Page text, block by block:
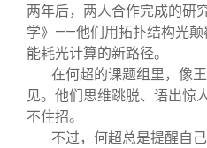
制度法规
联系我们
两年后，两人合作完成的研
学》——他们用拓扑结构光
能耗光计算的新路径。
在何超的课题组里，像
见。他们思维跳脱、语出惊
不住招。
不过，何超总是提醒自